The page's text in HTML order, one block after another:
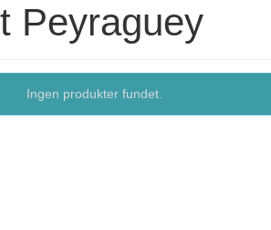
Peyraguey
Ingen produkter fundet.